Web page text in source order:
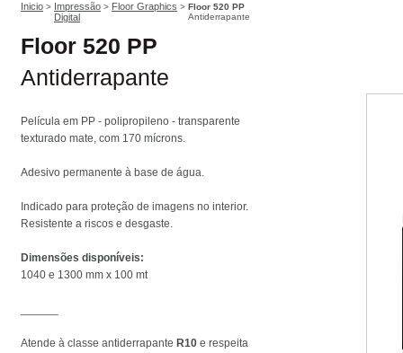
Inicio > Impressão
Digital
> Floor Graphics > Floor 520 PP
Antiderrapante
Floor 520 PP
Antiderrapante
Película em PP - polipropileno - transparente
texturado mate, com 170 mícrons.
Adesivo permanente à base de água.
Indicado para proteção de imagens no interior.
Resistente a riscos e desgaste.
Dimensões disponíveis:
1040 e 1300 mm x 100 mt
Atende à classe antiderrapante R10 e respeita